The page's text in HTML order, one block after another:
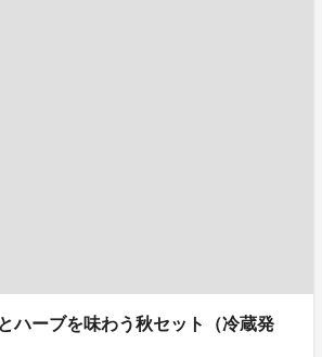
ハーブを味わう秋セット（冷蔵発